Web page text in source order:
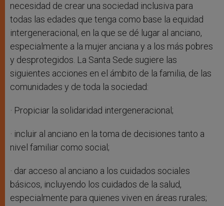
necesidad de crear una sociedad inclusiva para
todas las edades que tenga como base la equidad
intergeneracional, en la que se dé lugar al anciano,
especialmente a la mujer anciana y a los más pobres
y desprotegidos. La Santa Sede sugiere las
siguientes acciones en el ámbito de la familia, de las
comunidades y de toda la sociedad:
· Propiciar la solidaridad intergeneracional;
· incluir al anciano en la toma de decisiones tanto a
nivel familiar como social;
· dar acceso al anciano a los cuidados sociales
básicos, incluyendo los cuidados de la salud,
especialmente para quienes viven en áreas rurales;